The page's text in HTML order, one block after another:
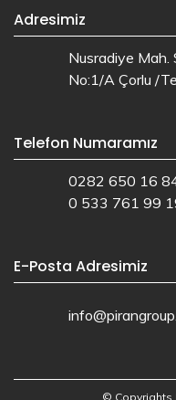
Adresimiz
Nusradiye Mah.
No:1/A Çorlu /
Telefon Numaramız
0282 650 16
0 533 761 99
E-Posta Adresimiz
© Copyrights